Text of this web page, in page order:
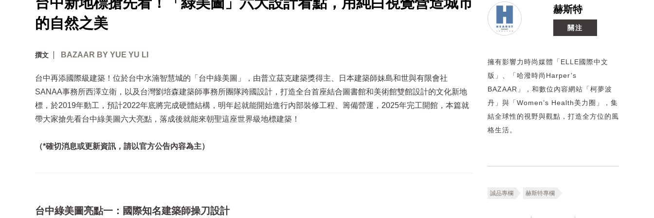
的自然之美
撰文 BAZAAR BY YUE YU LI
台中再添國際級建築！位於台中水湳智慧城的「台中綠美圖」，由普立茲克建築獎得主、日本建築師妹島和世與有限會社
SANAA事務所西澤立衛，以及台灣劉培森建築師事務所團隊跨國設計，打造全台首座結合圖書館和美術館雙館設計的文化新地
標，於2019年動工，預計2022年底將完成硬體結構，明年起就能開始進行內部裝修工程、籌備營運，2025年完工開館，本篇就
帶大家搶先看台中綠美圖六大亮點，落成後就能來朝聖這座世界級地標建築！
（*確切消息或更新資訊，請以官方公告內容為主）
台中綠美圖亮點一：國際知名建築師操刀設計
赫斯特
關注
擁有影響力時尚媒體「ELLE國際中文
版」、「哈潑時尚Harper’s
BAZAAR」，和數位內容網站「柯夢波
丹」與「Women’s Health美力圈」，集
結全球性的視野與觀點，打造全方位的風
格生活。
誠品專欄 赫斯特專欄